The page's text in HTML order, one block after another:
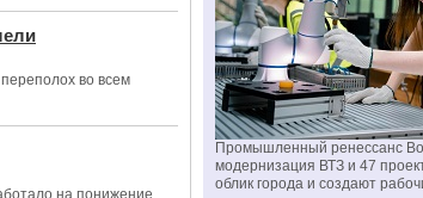
во всем
на понижение
Промышленный ренессанс
модернизация ВТЗ и 47
облик города и создают